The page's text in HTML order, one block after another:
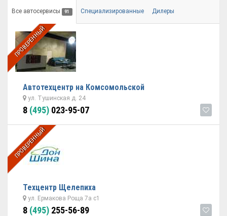
Все автосервисы 91 Специализированные Дилеры
ПРОВЕРЕННЫЙ
Автотехцентр на Комсомольской
ул. Тушинская д. 24
8 (495) 023-95-07
ПРОВЕРЕННЫЙ
Техцентр Щелепиха
ул. Ермакова Роща 7а с1
8 (495) 255-56-89